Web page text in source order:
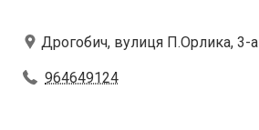
Дрогобич, вулиця П.Орлика, 3-а
964649124